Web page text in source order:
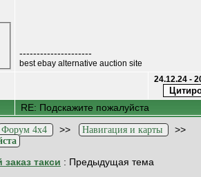
---------------------
best ebay alternative auction site
24.12.24 -
RE: Подскажите пожалуйста
Форум 4x4 >> Навигация и карты >>
такси : Предыдущая тема